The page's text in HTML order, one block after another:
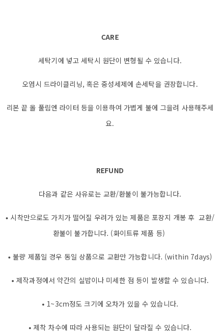
CARE
세탁기에 넣고 세탁시 원단이 변형될 수 있습니다.
오염시 드라이클리닝, 혹은 중성세제에 손세탁을 권장합니다.
리본 끝 올 풀림엔 라이터 등을 이용하여 가볍게 불에 그을려 사용해주세
요.
REFUND
다음과 같은 사유로는 교환/환불이 불가능합니다.
• 시착만으로도 가치가 떨어질 우려가 있는 제품은 포장지 개봉 후 교환/
환불이 불가합니다. (화이트류 제품 등)
• 불량 제품일 경우 동일 상품으로 교환만 가능합니다. (within 7days)
• 제작과정에서 약간의 실밥이나 미세한 점 등이 발생할 수 있습니다.
• 1~3cm정도 크기에 오차가 있을 수 있습니다.
• 제착 차수에 따라 사용되는 원단이 달라질 수 있습니다.